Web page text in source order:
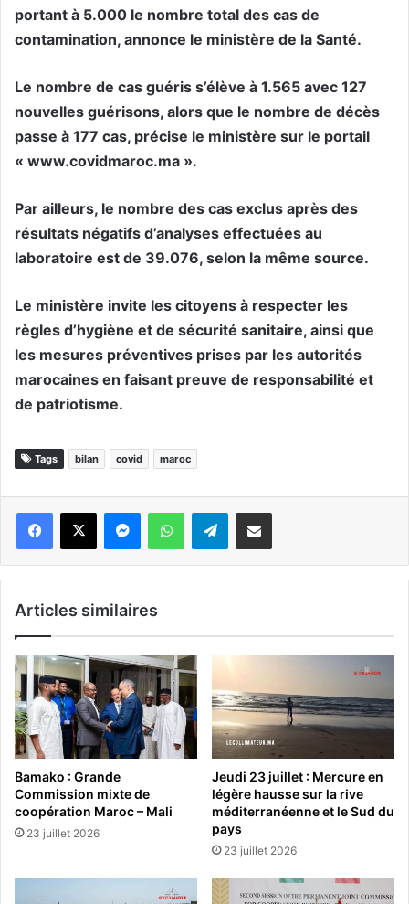
portant à 5.000 le nombre total des cas de
contamination, annonce le ministère de la Santé.
Le nombre de cas guéris s’élève à 1.565 avec 127
nouvelles guérisons, alors que le nombre de décès
passe à 177 cas, précise le ministère sur le portail
« www.covidmaroc.ma ».
Par ailleurs, le nombre des cas exclus après des
résultats négatifs d’analyses effectuées au
laboratoire est de 39.076, selon la même source.
Le ministère invite les citoyens à respecter les
règles d’hygiène et de sécurité sanitaire, ainsi que
les mesures préventives prises par les autorités
marocaines en faisant preuve de responsabilité et
de patriotisme.
Tags bilan covid maroc
WhatsApp Telegram
Articles similaires
Bamako : Grande
Commission mixte de
coopération Maroc – Mali
23 juillet 2026
Jeudi 23 juillet : Mercure en
légère hausse sur la rive
méditerranéenne et le Sud du
pays
23 juillet 2026